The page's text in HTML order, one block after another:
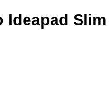
Ideapad Slim